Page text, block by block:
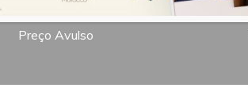
Preço Avulso